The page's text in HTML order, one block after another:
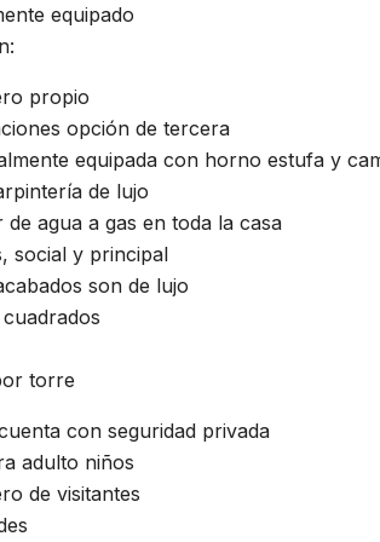
equipado
propio
opción de tercera
equipada con horno estufa y
de lujo
de agua a gas en toda la casa
social y principal
son de lujo
torre
con seguridad privada
adulto niños
de visitantes